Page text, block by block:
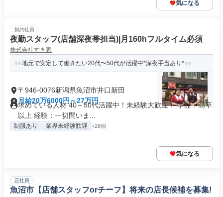
気になる
契約社員
夜勤スタッフ(店舗深夜帯担当)|月160hフルタイム必須
株式会社すき家
地元で安定して働きたい20代〜50代が活躍中*深夜手当あり*
〒946-0076新潟県魚沼市井口新田
月給20万6000円～27万円
求めている人材 40～50代活躍中！未経験大歓迎！ 学歴：高卒
以上 経験：一切問いま...
制服あり 業界未経験歓迎 +28個
気になる
正社員
魚沼市【店舗スタッフorチーフ】将来の店長候補を募集!